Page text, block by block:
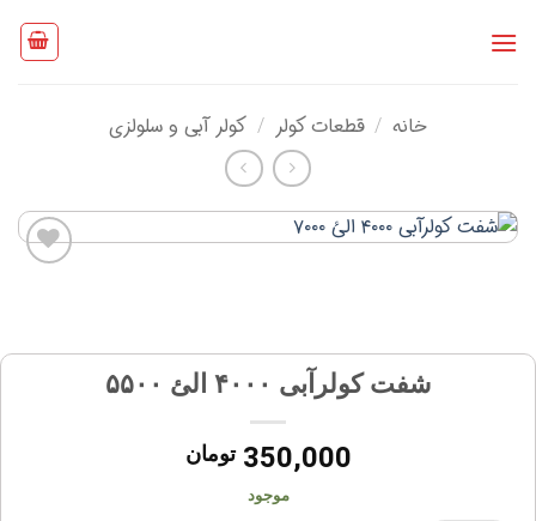
خانه / قطعات کولر / کولر آبی و سلولزی
مندی
شفت کولرآبی ۴۰۰۰ الئ ۵۵۰۰
350,000 تومان
موجود